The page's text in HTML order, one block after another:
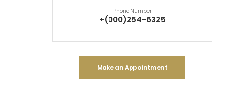
Phone Number
+(000)254-6325
Make an Appointment